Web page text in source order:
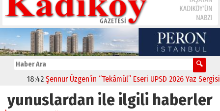
18:42 Şennur Üzgen’in “Tekâmül” Eseri UPSD 2026 Yaz
yunuslardan ile ilgili haberler